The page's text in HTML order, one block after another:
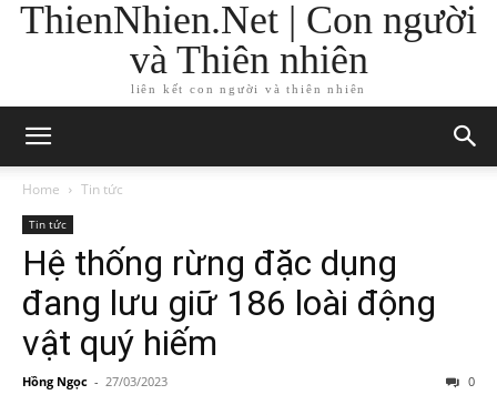
ThienNhien.Net | Con người
và Thiên nhiên
liên kết con người và thiên nhiên
Home Tin tức
Tin tức
Hệ thống rừng đặc dụng
đang lưu giữ 186 loài động
vật quý hiếm
Hồng Ngọc - 27/03/2023 0